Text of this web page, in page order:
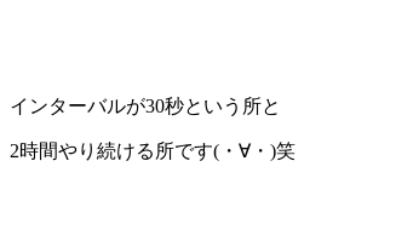
インターバルが30秒という所と
2時間やり続ける所です(・∀・)笑